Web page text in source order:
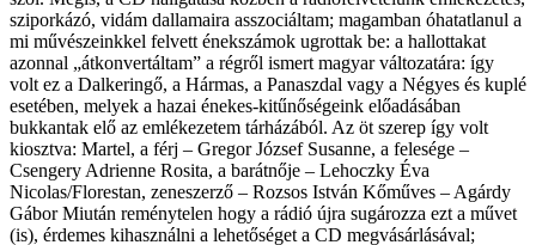
sziporkázó, vidám dallamaira asszociáltam; magamban óhatatlanul a
mi művészeinkkel felvett énekszámok ugrottak be: a hallottakat
azonnal „átkonvertáltam” a régről ismert magyar változatára: így
volt ez a Dalkeringő, a Hármas, a Panaszdal vagy a Négyes és kuplé
esetében, melyek a hazai énekes-kitűnőségeink előadásában
bukkantak elő az emlékezetem tárházából. Az öt szerep így volt
kiosztva: Martel, a férj – Gregor József Susanne, a felesége –
Csengery Adrienne Rosita, a barátnője – Lehoczky Éva
Nicolas/Florestan, zeneszerző – Rozsos István Kőműves – Agárdy
Gábor Miután reménytelen hogy a rádió újra sugározza ezt a művet
(is), érdemes kihasználni a lehetőséget a CD megvásárlásával;